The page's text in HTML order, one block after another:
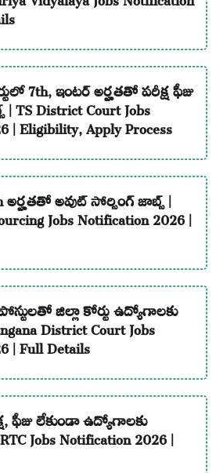
7th, ఇంటర్ అర్హతతో పరీక్ష ఫీజు
TS District Court Jobs
| Eligibility, Apply Process
అవుట్ సోర్సింగ్ జాబ్స్ |
Jobs Notification 2026 |
జిల్లా కోర్టు ఉద్యోగాలకు
District Court Jobs
| Full Details
ఫీజు లేకుండా ఉద్యోగాలకు
Jobs Notification 2026 |